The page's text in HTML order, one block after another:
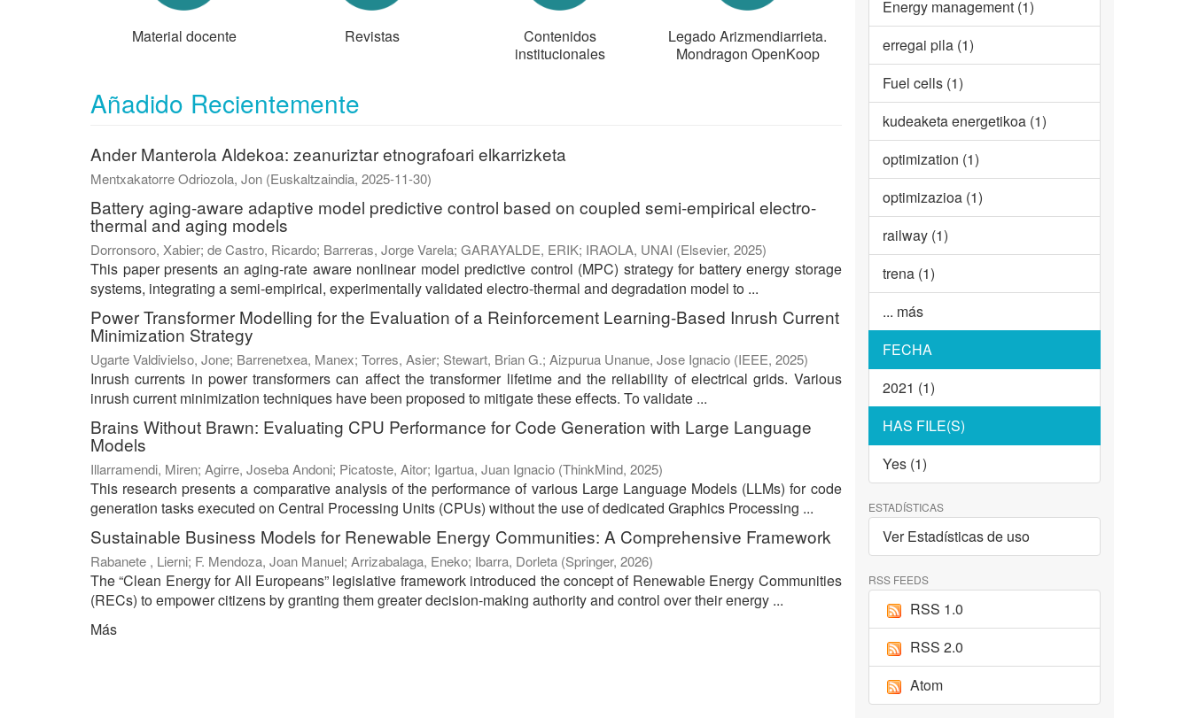
Revistas
Legado Arizmendiarrieta.
Mondragon OpenKoop
Contenidos
institucionales
Material docente
Añadido Recientemente
Ander Manterola Aldekoa: zeanuriztar etnografoari elkarrizketa
Mentxakatorre Odriozola, Jon (Euskaltzaindia, 2025-11-30)
Battery aging-aware adaptive model predictive control based on coupled semi-empirical electro-
thermal and aging models
Dorronsoro, Xabier; de Castro, Ricardo; Barreras, Jorge Varela; GARAYALDE, ERIK; IRAOLA, UNAI (Elsevier, 2025)
This paper presents an aging-rate aware nonlinear model predictive control (MPC) strategy for battery energy storage
systems, integrating a semi-empirical, experimentally validated electro-thermal and degradation model to ...
Power Transformer Modelling for the Evaluation of a Reinforcement Learning-Based Inrush Current
Minimization Strategy
Ugarte Valdivielso, Jone; Barrenetxea, Manex; Torres, Asier; Stewart, Brian G.; Aizpurua Unanue, Jose Ignacio (IEEE, 2025)
Inrush currents in power transformers can affect the transformer lifetime and the reliability of electrical grids. Various
inrush current minimization techniques have been proposed to mitigate these effects. To validate ...
Brains Without Brawn: Evaluating CPU Performance for Code Generation with Large Language
Models
Illarramendi, Miren; Agirre, Joseba Andoni; Picatoste, Aitor; Igartua, Juan Ignacio (ThinkMind, 2025)
This research presents a comparative analysis of the performance of various Large Language Models (LLMs) for code
generation tasks executed on Central Processing Units (CPUs) without the use of dedicated Graphics Processing ...
Sustainable Business Models for Renewable Energy Communities: A Comprehensive Framework
Rabanete , Lierni; F. Mendoza, Joan Manuel; Arrizabalaga, Eneko; Ibarra, Dorleta (Springer, 2026)
The “Clean Energy for All Europeans” legislative framework introduced the concept of Renewable Energy Communities
(RECs) to empower citizens by granting them greater decision-making authority and control over their energy ...
Más
Energy management (1)
erregai pila (1)
Fuel cells (1)
kudeaketa energetikoa (1)
optimization (1)
optimizazioa (1)
railway (1)
trena (1)
... más
FECHA
2021 (1)
HAS FILE(S)
Yes (1)
ESTADÍSTICAS
Ver Estadísticas de uso
RSS FEEDS
RSS 1.0
RSS 2.0
Atom